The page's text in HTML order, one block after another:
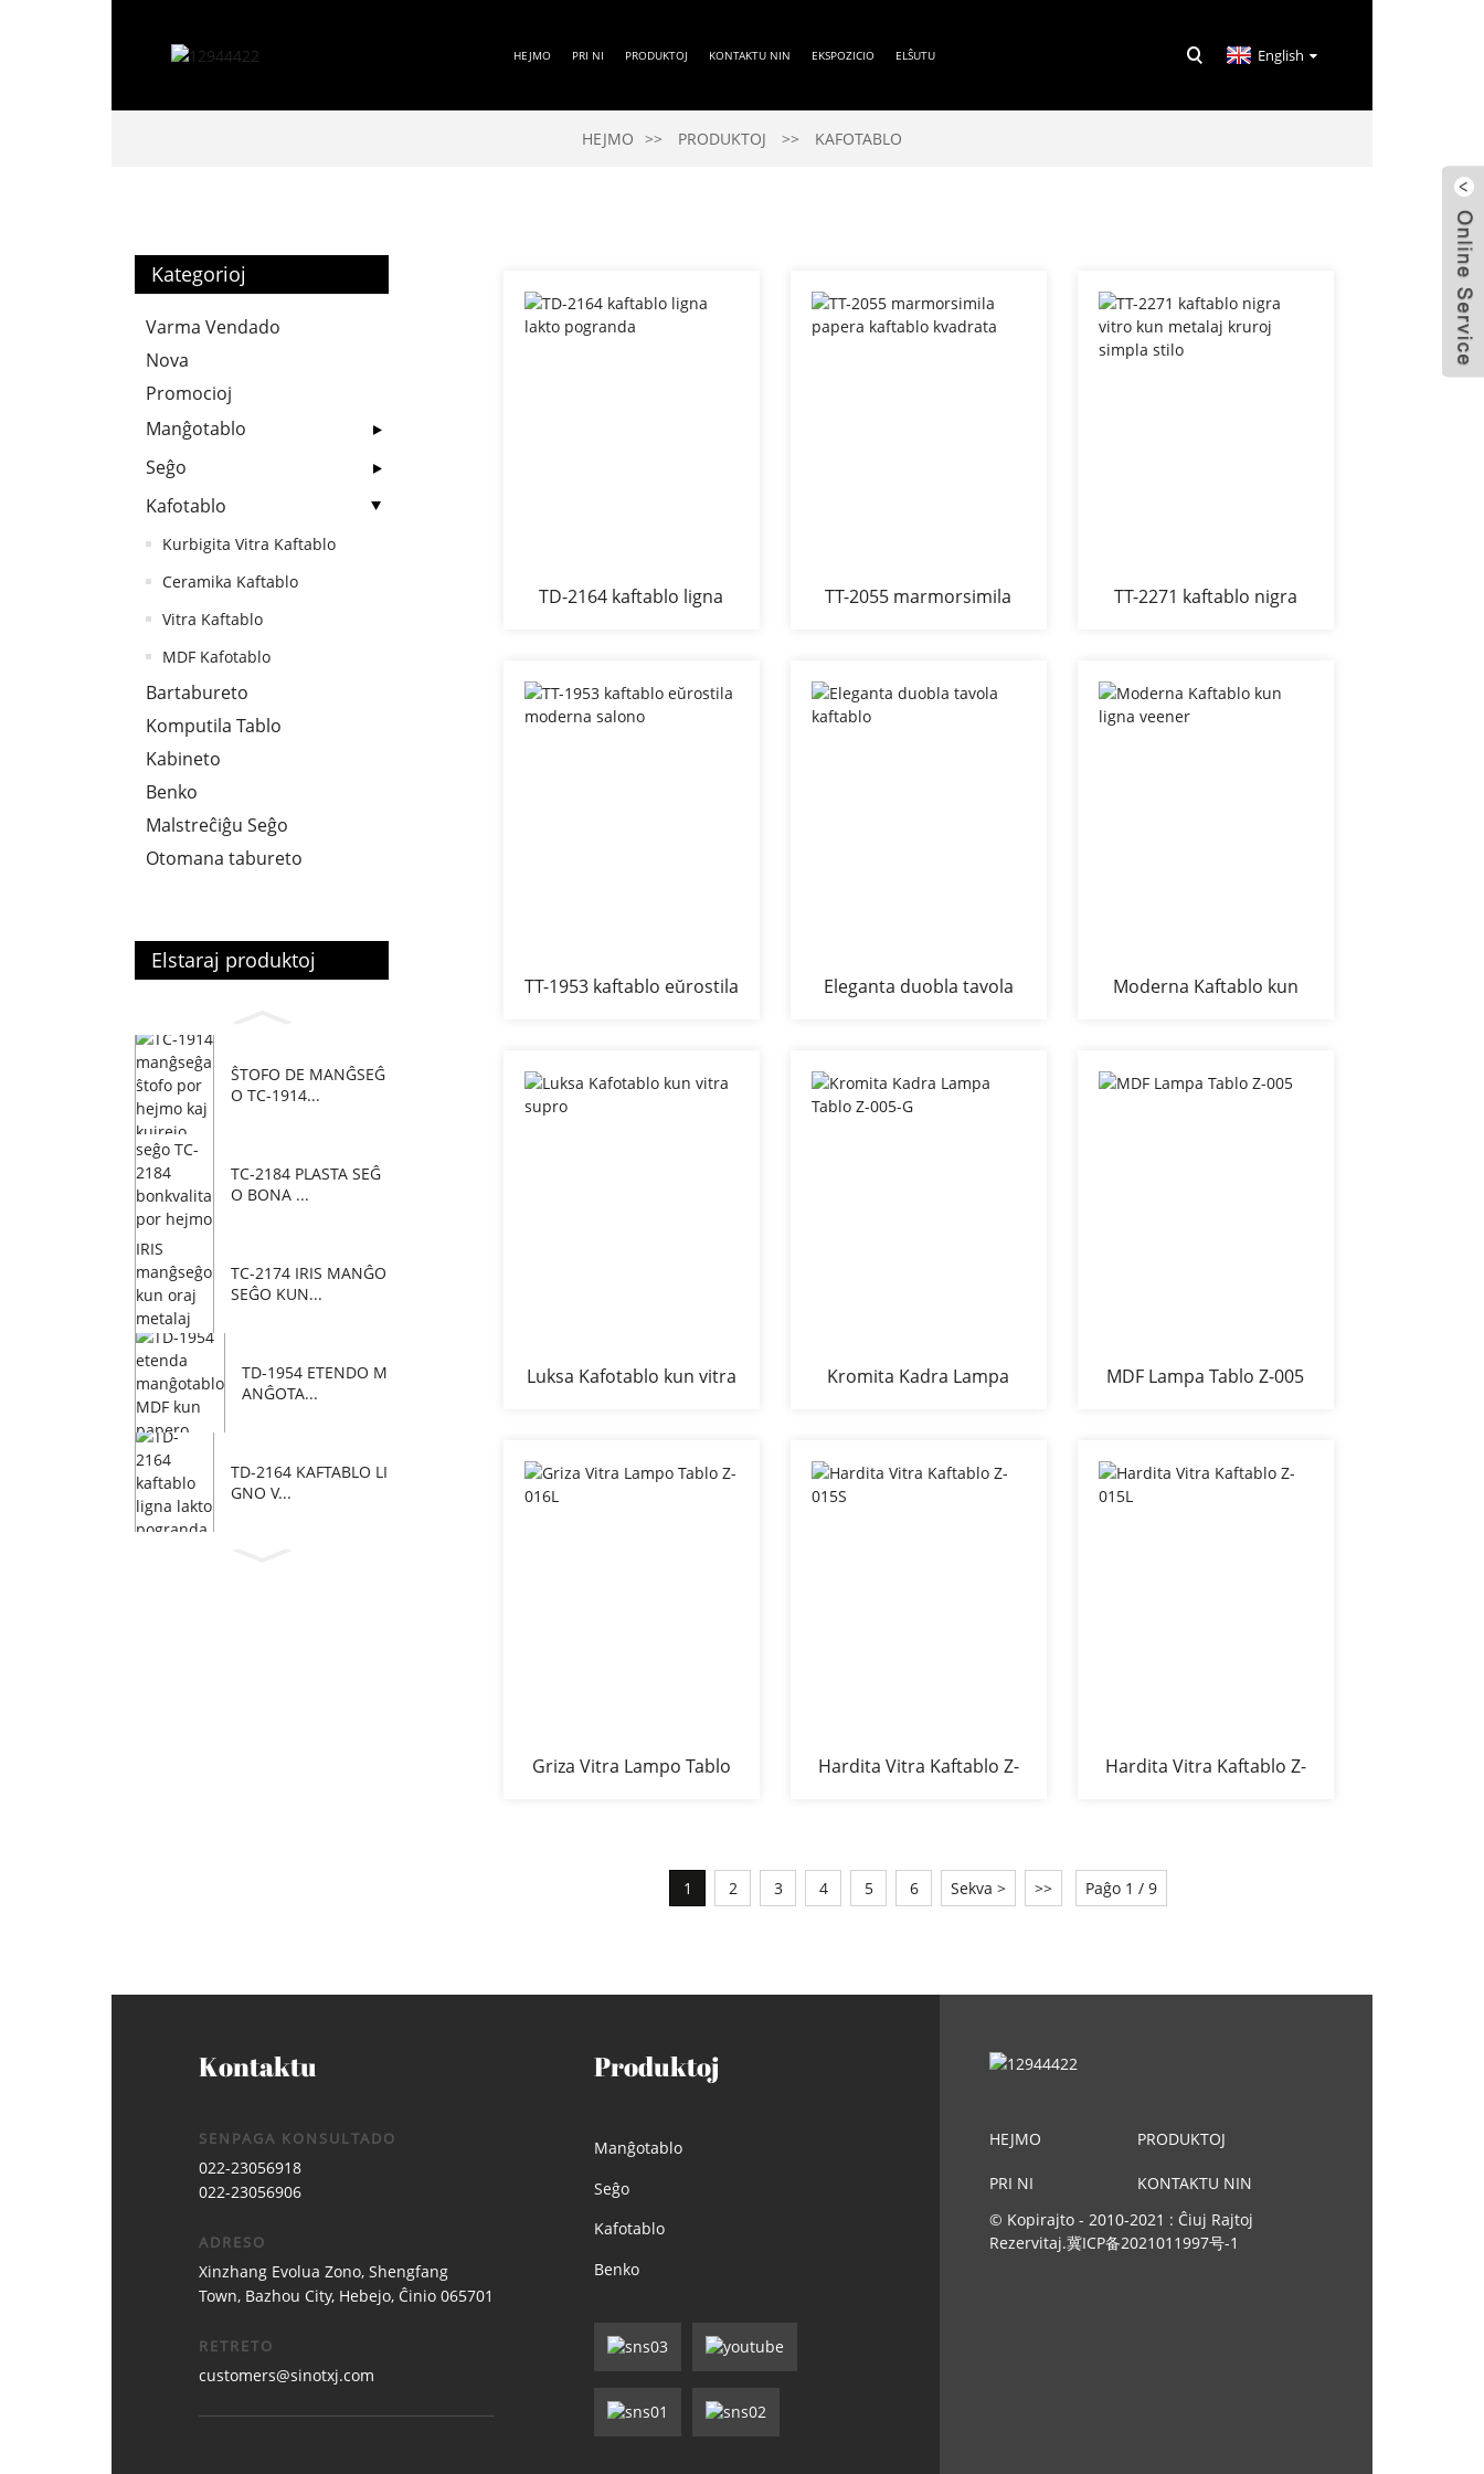
HEJMO PRI NI PRODUKTOJ KONTAKTU NIN EKSPOZICIO ELŜUTU English
HEJMO PRODUKTOJ KAFOTABLO
Kategorioj
Varma Vendado
Nova
Promocioj
Manĝotablo
Seĝo
Kafotablo
Kurbigita Vitra Kaftablo
Ceramika Kaftablo
Vitra Kaftablo
MDF Kafotablo
Bartabureto
Komputila Tablo
Kabineto
Benko
Malstreĉiĝu Seĝo
Otomana tabureto
Elstaraj produktoj
ŜTOFO DE MANĜSEĜ
O TC-1914...
TC-2184 PLASTA SEĜ
O BONA ...
TC-2174 IRIS MANĜO
SEĜO KUN...
TD-1954 ETENDO M
ANĜOTA...
TD-2164 KAFTABLO LI
GNO V...
TD-2164 kaftablo ligna
TT-2055 marmorsimila
TT-2271 kaftablo nigra
TT-1953 kaftablo eŭrostila
Eleganta duobla tavola
Moderna Kaftablo kun
Luksa Kafotablo kun vitra
Kromita Kadra Lampa
MDF Lampa Tablo Z-005
Griza Vitra Lampo Tablo
Hardita Vitra Kaftablo Z-
Hardita Vitra Kaftablo Z-
1 2 3 4 5 6 Sekva > >> Paĝo 1 / 9
Kontaktu
SENPAGA KONSULTADO
022-23056918
022-23056906
ADRESO
Xinzhang Evolua Zono, Shengfang
Town, Bazhou City, Hebejo, Ĉinio 065701
RETRETO
customers@sinotxj.com
Produktoj
Manĝotablo
Seĝo
Kafotablo
Benko
HEJMO PRODUKTOJ
PRI NI
KONTAKTU NIN
© Kopirajto - 2010-2021 : Ĉiuj Rajtoj
Rezervitaj.冀ICP备2021011997号-1